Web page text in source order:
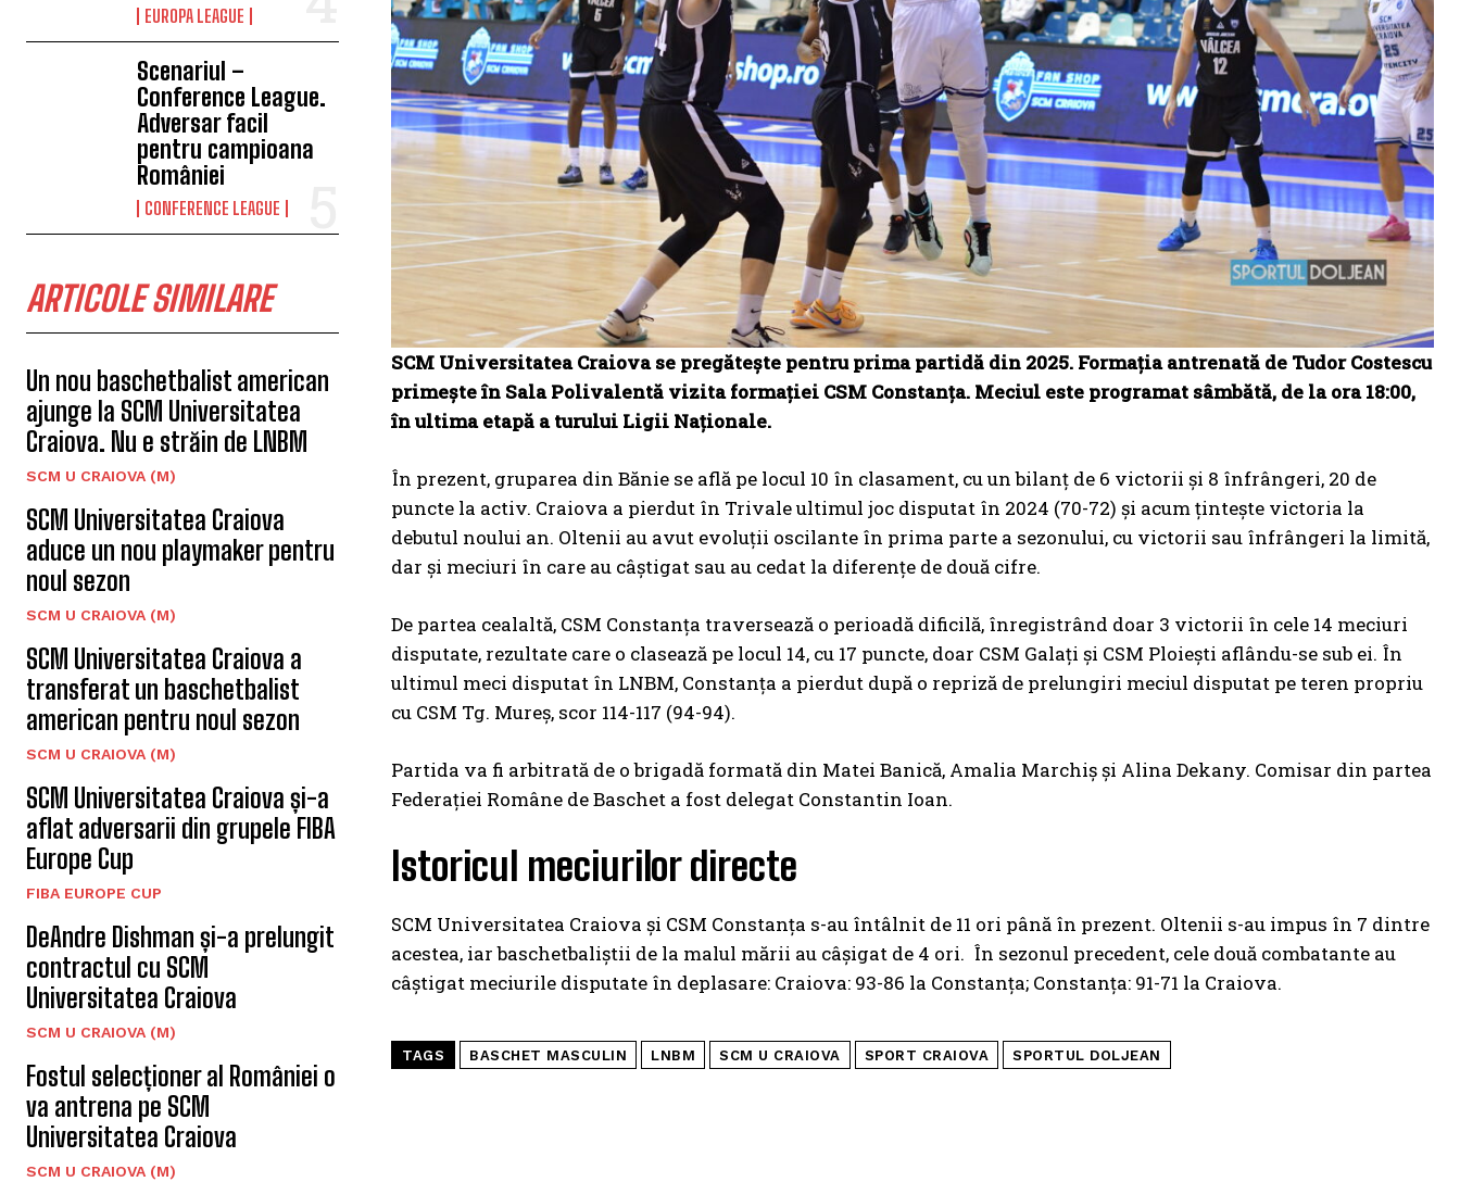
EUROPA LEAGUE
Scenariul –
Conference League.
Adversar facil
pentru campioana
României
CONFERENCE LEAGUE
ARTICOLE SIMILARE
Un nou baschetbalist american
ajunge la SCM Universitatea
Craiova. Nu e străin de LNBM
SCM U CRAIOVA (M)
SCM Universitatea Craiova
aduce un nou playmaker pentru
noul sezon
SCM U CRAIOVA (M)
SCM Universitatea Craiova a
transferat un baschetbalist
american pentru noul sezon
SCM U CRAIOVA (M)
SCM Universitatea Craiova și-a
aflat adversarii din grupele FIBA
Europe Cup
FIBA EUROPE CUP
DeAndre Dishman și-a prelungit
contractul cu SCM
Universitatea Craiova
SCM U CRAIOVA (M)
Fostul selecționer al României o
va antrena pe SCM
Universitatea Craiova
SCM U CRAIOVA (M)
SCM Universitatea Craiova se pregătește pentru prima partidă din 2025. Formația antrenată de Tudor Costescu
primește în Sala Polivalentă vizita formației CSM Constanța. Meciul este programat sâmbătă, de la ora 18:00,
în ultima etapă a turului Ligii Naționale.
În prezent, gruparea din Bănie se află pe locul 10 în clasament, cu un bilanț de 6 victorii și 8 înfrângeri, 20 de
puncte la activ. Craiova a pierdut în Trivale ultimul joc disputat în 2024 (70-72) și acum țintește victoria la
debutul noului an. Oltenii au avut evoluții oscilante în prima parte a sezonului, cu victorii sau înfrângeri la limită,
dar și meciuri în care au câștigat sau au cedat la diferențe de două cifre.
De partea cealaltă, CSM Constanța traversează o perioadă dificilă, înregistrând doar 3 victorii în cele 14 meciuri
disputate, rezultate care o clasează pe locul 14, cu 17 puncte, doar CSM Galați și CSM Ploiești aflându-se sub ei. În
ultimul meci disputat în LNBM, Constanța a pierdut după o repriză de prelungiri meciul disputat pe teren propriu
cu CSM Tg. Mureș, scor 114-117 (94-94).
Partida va fi arbitrată de o brigadă formată din Matei Banică, Amalia Marchiș și Alina Dekany. Comisar din partea
Federației Române de Baschet a fost delegat Constantin Ioan.
Istoricul meciurilor directe
SCM Universitatea Craiova și CSM Constanța s-au întâlnit de 11 ori până în prezent. Oltenii s-au impus în 7 dintre
acestea, iar baschetbaliștii de la malul mării au câșigat de 4 ori. În sezonul precedent, cele două combatante au
câștigat meciurile disputate în deplasare: Craiova: 93-86 la Constanța; Constanța: 91-71 la Craiova.
TAGS BASCHET MASCULIN LNBM SCM U CRAIOVA SPORT CRAIOVA SPORTUL DOLJEAN